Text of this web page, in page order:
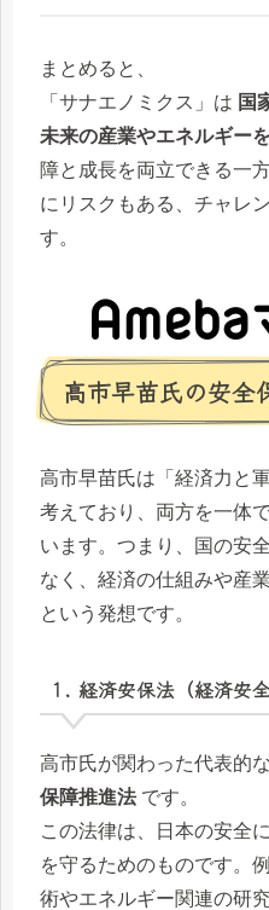
まとめると、
「サナエノミクス」は 国
未来の産業やエネルギー
障と成長を両立できる一
にリスクもある、チャレ
す。
高市早苗氏の安全
高市早苗氏は「経済力と
考えており、両方を一体
います。つまり、国の安
なく、経済の仕組みや産
という発想です。
1. 経済安保法（経済安
高市氏が関わった代表的
保障推進法です。
この法律は、日本の安全
を守るためのものです。
術やエネルギー関連の研